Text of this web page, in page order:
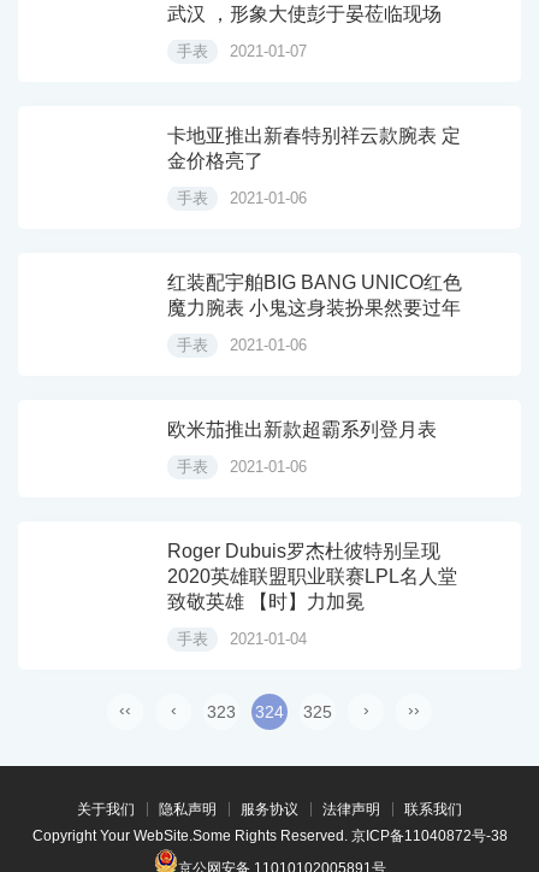
武汉 ，形象大使彭于晏莅临现场
手表 2021-01-07
卡地亚推出新春特别祥云款腕表 定
金价格亮了
手表 2021-01-06
红装配宇舶BIG BANG UNICO红色
魔力腕表 小鬼这身装扮果然要过年
手表 2021-01-06
欧米茄推出新款超霸系列登月表
手表 2021-01-06
Roger Dubuis罗杰杜彼特别呈现
2020英雄联盟职业联赛LPL名人堂
致敬英雄 【时】力加冕
手表 2021-01-04
‹‹ ‹ 323 324 325 › ››
关于我们 隐私声明 服务协议 法律声明
联系我们
Copyright Your WebSite.Some Rights Reserved. 京ICP备11040872号-38
京公网安备 11010102005891号